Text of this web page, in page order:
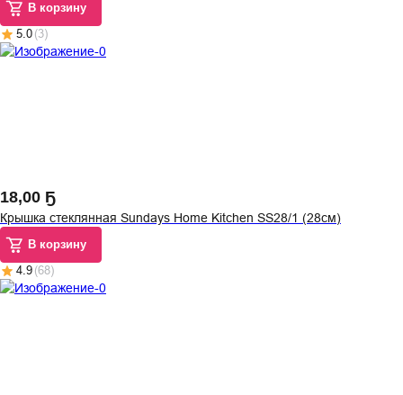
В корзину
5.0 (3)
18,00 Ҕ
Крышка стеклянная Sundays Home Kitchen SS28/1 (28см)
В корзину
4.9 (68)